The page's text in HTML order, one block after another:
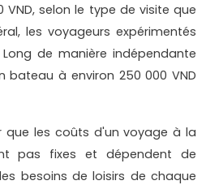
VND, selon le type de visite que
les voyageurs expérimentés
de manière indépendante
bateau à environ 250 000 VND
les coûts d'un voyage à la
pas fixes et dépendent de
besoins de loisirs de chaque